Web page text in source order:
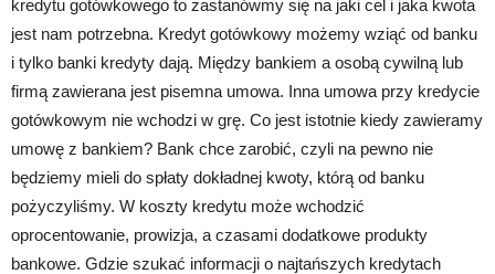
kredytu gotówkowego to zastanówmy się na jaki cel i jaka kwota
jest nam potrzebna. Kredyt gotówkowy możemy wziąć od banku
i tylko banki kredyty dają. Między bankiem a osobą cywilną lub
firmą zawierana jest pisemna umowa. Inna umowa przy kredycie
gotówkowym nie wchodzi w grę. Co jest istotnie kiedy zawieramy
umowę z bankiem? Bank chce zarobić, czyli na pewno nie
będziemy mieli do spłaty dokładnej kwoty, którą od banku
pożyczyliśmy. W koszty kredytu może wchodzić
oprocentowanie, prowizja, a czasami dodatkowe produkty
bankowe. Gdzie szukać informacji o najtańszych kredytach